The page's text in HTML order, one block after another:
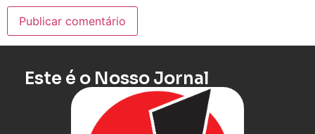
Este é o Nosso Jornal